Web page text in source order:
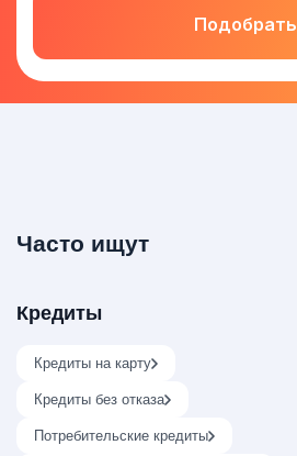
Подобрать
Часто ищут
Кредиты
Кредиты на карту
Кредиты без отказа
Потребительские кредиты